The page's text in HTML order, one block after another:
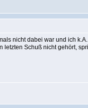
nicht dabei war und ich
Schuß nicht gehört,